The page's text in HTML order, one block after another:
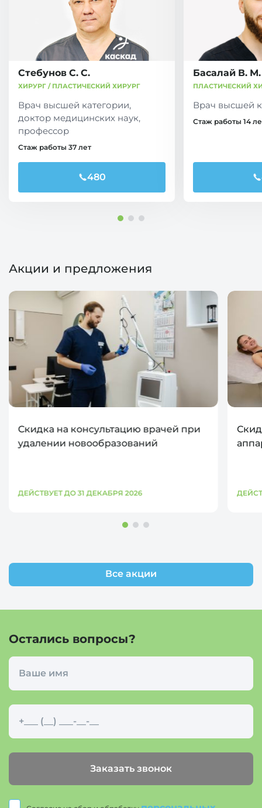
Стебунов С. С.
ХИРУРГ / ПЛАСТИЧЕСКИЙ ХИРУРГ
Врач высшей категории,
доктор медицинских наук,
профессор
Стаж работы 37 лет
480
Басалай В. М.
ПЛАСТИЧЕСКИЙ
Врач высшей
Стаж работы 14
Акции и предложения
Все акции
Скидка на консультацию врачей при
удалении новообразований
ДЕЙСТВУЕТ ДО 31 ДЕКАБРЯ 2026
Остались вопросы?
Заказать звонок